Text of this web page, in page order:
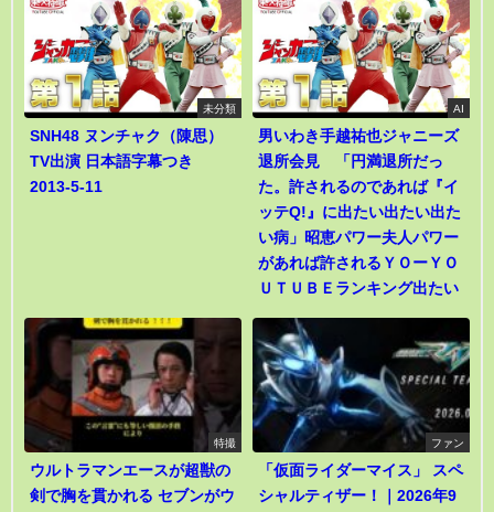
未分類
SNH48 ヌンチャク（陳思）
TV出演 日本語字幕つき
2013-5-11
AI
男いわき手越祐也ジャニーズ
退所会見 「円満退所だっ
た。許されるのであれば『イ
ッテQ!』に出たい出たい出た
い病」昭恵パワー夫人パワー
があれば許されるＹＯーＹＯ
ＵＴＵＢＥランキング出たい
特撮
ウルトラマンエースが超獣の
剣で胸を貫かれる セブンがウ
ファン
「仮面ライダーマイス」 スペ
シャルティザー！｜2026年9